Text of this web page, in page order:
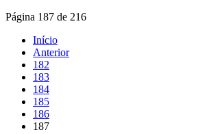
Página 187 de 216
Início
Anterior
182
183
184
185
186
187